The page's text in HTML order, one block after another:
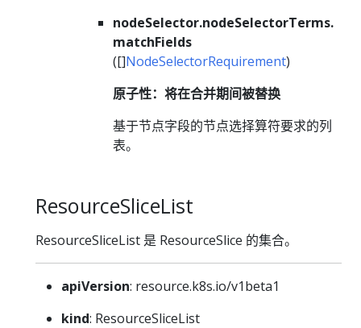
nodeSelector.nodeSelectorTerms.
matchFields
([]NodeSelectorRequirement)
原子性：将在合并期间被替换
基于节点字段的节点选择算符要求的列
表。
ResourceSliceList
ResourceSliceList 是 ResourceSlice 的集合。
apiVersion: resource.k8s.io/v1beta1
kind: ResourceSliceList